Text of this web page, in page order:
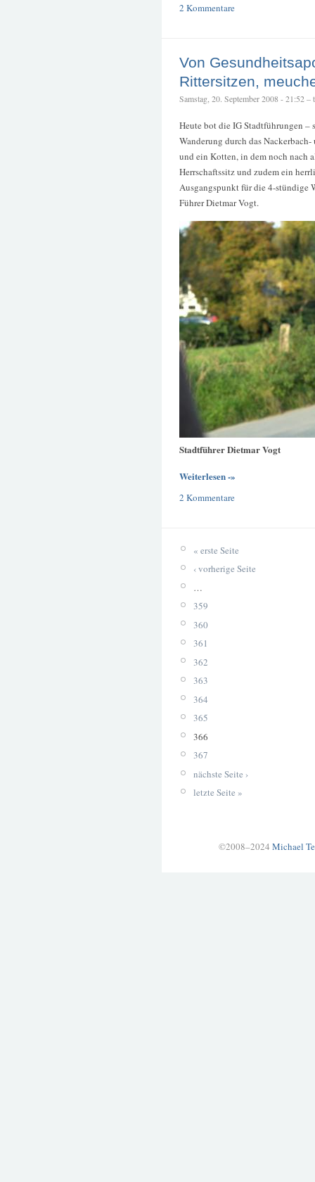
2 Kommentare
Von
Rittersitzen,
Samstag, 20. September 2008 - 21:52 –
Heute bot die IG Stadtführungen –
Wanderung durch das
und ein Kotten, in dem noch nach
Herrschaftssitz und zudem ein
Ausgangspunkt für die 4-stündige
Führer Dietmar Vogt.
Stadtführer Dietmar Vogt
Weiterlesen -»
2 Kommentare
« erste Seite
‹ vorherige Seite
…
359
360
361
362
363
364
365
366
367
nächste Seite ›
letzte Seite »
©2008–2024 Michael